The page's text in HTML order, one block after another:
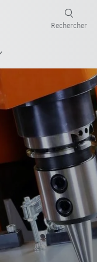
Rechercher